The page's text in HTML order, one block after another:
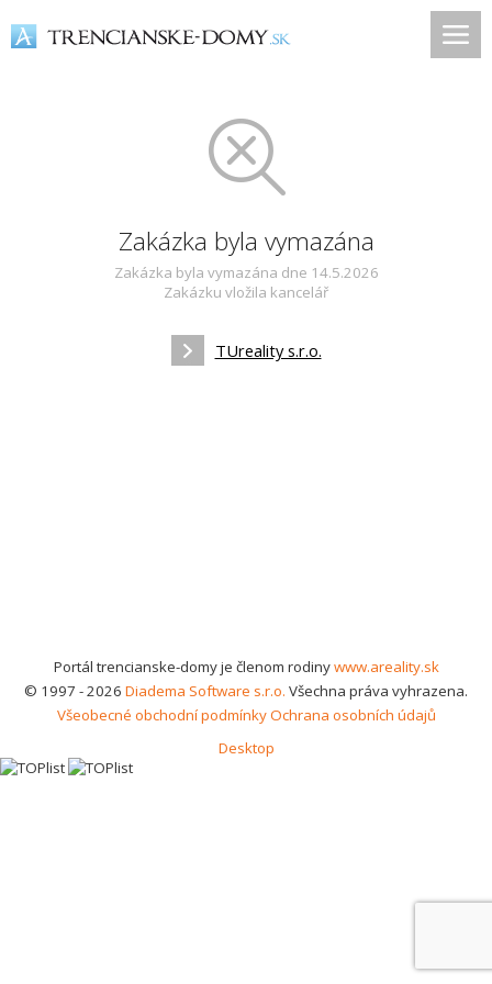
Zakázka byla vymazána
Zakázka byla vymazána dne 14.5.2026
Zakázku vložila kancelář
TUreality s.r.o.
Portál trencianske-domy je členom rodinywww.areality.sk
© 1997 - 2026 Diadema Software s.r.o. Všechna práva vyhrazena.
Všeobecné obchodní podmínkyOchrana osobních údajů
Desktop